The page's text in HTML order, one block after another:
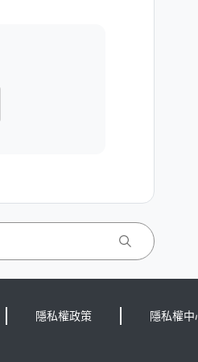
隱私權政策 隱私權中